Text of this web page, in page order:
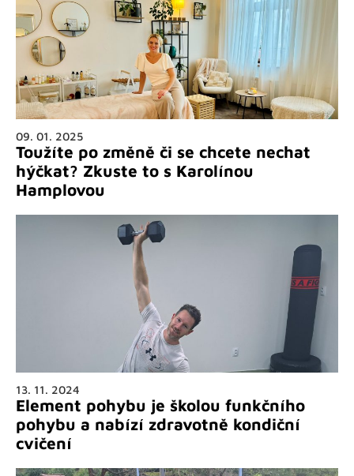
09. 01. 2025
Toužíte po změně či se chcete nechat
hýčkat? Zkuste to s Karolínou
Hamplovou
13. 11. 2024
Element pohybu je školou funkčního
pohybu a nabízí zdravotně kondiční
cvičení